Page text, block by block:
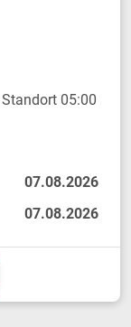
05:00
07.08.2026
07.08.2026